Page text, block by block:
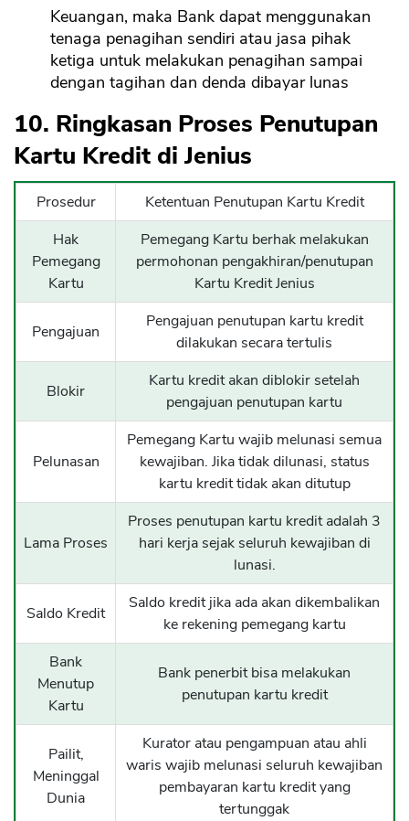
Keuangan, maka Bank dapat menggunakan
tenaga penagihan sendiri atau jasa pihak
ketiga untuk melakukan penagihan sampai
dengan tagihan dan denda dibayar lunas
10. Ringkasan Proses Penutupan
Kartu Kredit di Jenius
Prosedur
Ketentuan Penutupan Kartu Kredit
Hak
Pemegang
Kartu
Pemegang Kartu berhak melakukan
permohonan pengakhiran/penutupan
Kartu Kredit Jenius
Pengajuan
Pengajuan penutupan kartu kredit
dilakukan secara tertulis
Blokir
Kartu kredit akan diblokir setelah
pengajuan penutupan kartu
Pelunasan
Pemegang Kartu wajib melunasi semua
kewajiban. Jika tidak dilunasi, status
kartu kredit tidak akan ditutup
Lama Proses
Proses penutupan kartu kredit adalah 3
hari kerja sejak seluruh kewajiban di
lunasi.
Saldo Kredit
Saldo kredit jika ada akan dikembalikan
ke rekening pemegang kartu
Bank
Menutup
Kartu
Bank penerbit bisa melakukan
penutupan kartu kredit
Pailit,
Meninggal
Dunia
Kurator atau pengampuan atau ahli
waris wajib melunasi seluruh kewajiban
pembayaran kartu kredit yang
tertunggak